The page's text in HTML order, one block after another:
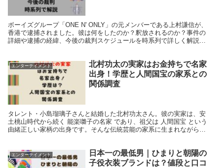
ボーイズグループ「ONE N' ONLY」の元メンバーである上村謙信が、
香港で逮捕されました。彼は何をしたのか？釈放されるのか？事件の
詳細や逮捕の経緯、今後の裁判スケジュールを時系列で詳しく解説し
エンターテイメント
北村功太の実家はお金持ちで名家
出身！学歴と人間国宝の家系との
関係調査
タレント・小島瑠璃子さんと結婚した北村功太さん。彼の実家は、安
土桃山時代から続く 能楽囃子の名家 であり、祖父は 人間国宝 という
由緒正しい家柄の出身です。そんな伝統芸能の家系に生まれながら
エンターテイメント
日本一の最低男｜ひまりと朝陽の
子役衣装ブランドは？値段と口コ